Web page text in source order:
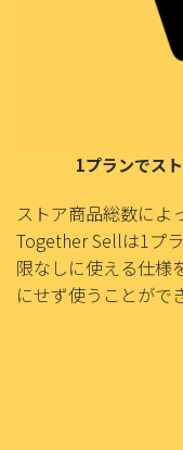
1プランでス
ストア商品総数によ
Together Sellは1プ
限なしに使える仕様
にせず使うことがで